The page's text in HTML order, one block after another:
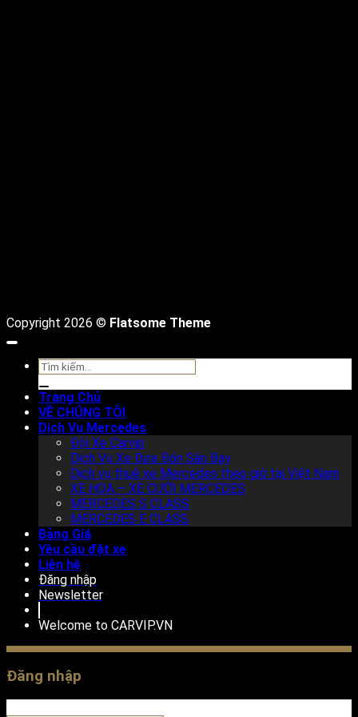
Copyright 2026 © Flatsome Theme
Tìm
Trang Chủ
VỀ CHÚNG TÔI
Dịch Vụ Mercedes
Đội Xe Carvip
Dịch Vụ Xe Đưa Đón Sân Bay
Dịch vụ thuê xe Mercedes theo giờ tại Việt Nam
XE HOA – XE CƯỚI MERCEDES
MERCEDES S CLASS
MERCEDES E CLASS
Bảng Giá
Yêu cầu đặt xe
Liên hệ
Đăng nhập
Newsletter
Welcome to CARVIP.VN
Đăng nhập